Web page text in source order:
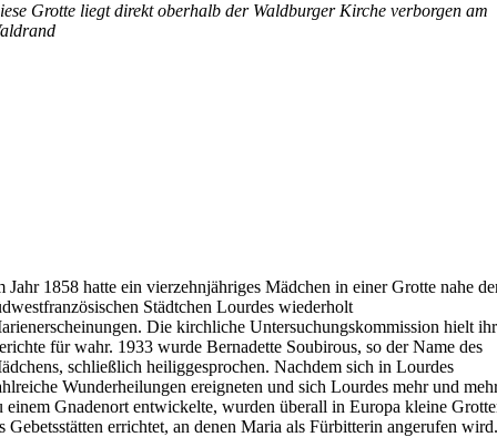
Grotte liegt direkt oberhalb der Waldburger Kirche verborgen am
Jahr 1858 hatte ein vierzehnjähriges Mädchen in einer Grotte nahe
Städtchen Lourdes wiederholt
Die kirchliche Untersuchungskommission hielt
für wahr. 1933 wurde Bernadette Soubirous, so der Name des
schließlich heiliggesprochen. Nachdem sich in Lourdes
Wunderheilungen ereigneten und sich Lourdes mehr und
einem Gnadenort entwickelte, wurden überall in Europa kleine
Gebetsstätten errichtet, an denen Maria als Fürbitterin angerufen wird.